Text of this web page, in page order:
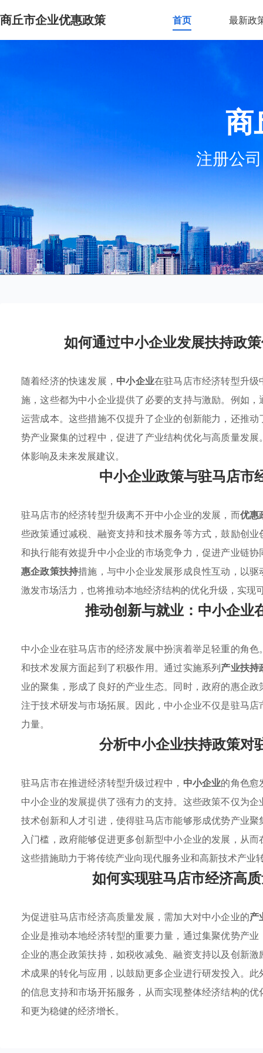
商丘市企业优惠政策 首页 最新政
商
注册公
如何通过中小企业发展扶持政
随着经济的快速发展， 中小企业在驻马店市经济转型升
施，这些都为中小企业提供了必要的支持与激励。例如，
运营成本。这些措施不仅提升了企业的创新能力，还推
势产业聚集的过程中，促进了产业结构优化与高质量发
体影响及未来发展建议。
中小企业政策与驻马店市
驻马店市的经济转型升级离不开中小企业的发展，而优惠
些政策通过减税、融资支持和技术服务等方式，鼓励创
和执行能有效提升中小企业的市场竞争力，促进产业链
惠企政策扶持措施，与中小企业发展形成良性互动，以
激发市场活力，也将推动本地经济结构的优化升级，实现
推动创新与就业：中小企业
中小企业在驻马店市的经济发展中扮演着举足轻重的角
和技术发展方面起到了积极作用。通过实施系列产业扶持
业的聚集，形成了良好的产业生态。同时，政府的惠企
注于技术研发与市场拓展。因此，中小企业不仅是驻马
力量。
分析中小企业扶持政策对
驻马店市在推进经济转型升级过程中， 中小企业的角色愈
中小企业的发展提供了强有力的支持。这些政策不仅为
技术创新和人才引进，使得驻马店市能够形成优势产业
入门槛，政府能够促进更多创新型中小企业的发展，从
这些措施助力于将传统产业向现代服务业和高新技术产
如何实现驻马店市经济高
为促进驻马店市经济高质量发展，需加大对中小企业的产
企业是推动本地经济转型的重要力量，通过集聚优势产
企业的惠企政策扶持，如税收减免、融资支持以及创新
术成果的转化与应用，以鼓励更多企业进行研发投入。
的信息支持和市场开拓服务，从而实现整体经济结构的
和更为稳健的经济增长。